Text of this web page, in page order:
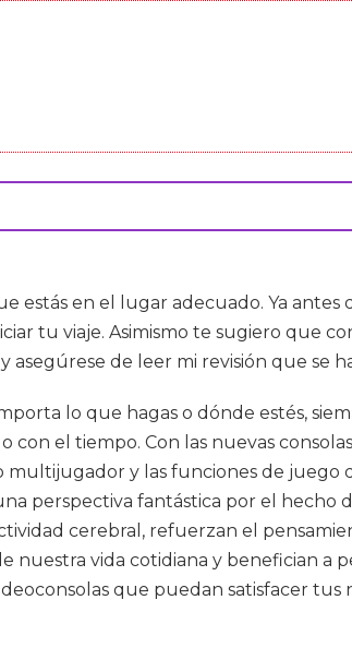
estás en el lugar adecuado. Ya
tu viaje. Asimismo te sugiero que
de leer mi revisión que se
lo que hagas o dónde estés,
el tiempo. Con las nuevas
y las funciones de
perspectiva fantástica por el hecho
cerebral, refuerzan el
vida cotidiana y benefician a
que puedan satisfacer tus